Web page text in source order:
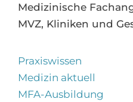
Medizinische
MVZ, Kliniken und
Praxiswissen
Medizin aktuell
MFA-Ausbildung